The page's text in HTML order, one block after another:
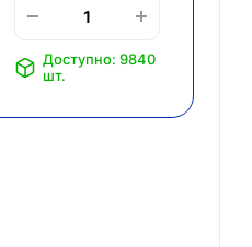
Доступно: 9840
шт.